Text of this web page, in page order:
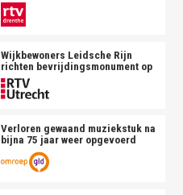
Wijkbewoners Leidsche Rijn
richten bevrijdingsmonument op
Verloren gewaand muziekstuk na
bijna 75 jaar weer opgevoerd